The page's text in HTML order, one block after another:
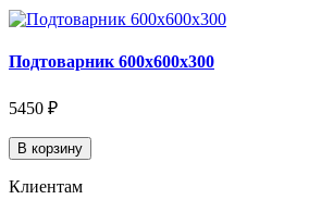
Подтоварник 600х600х300
5450 ₽
В корзину
Клиентам